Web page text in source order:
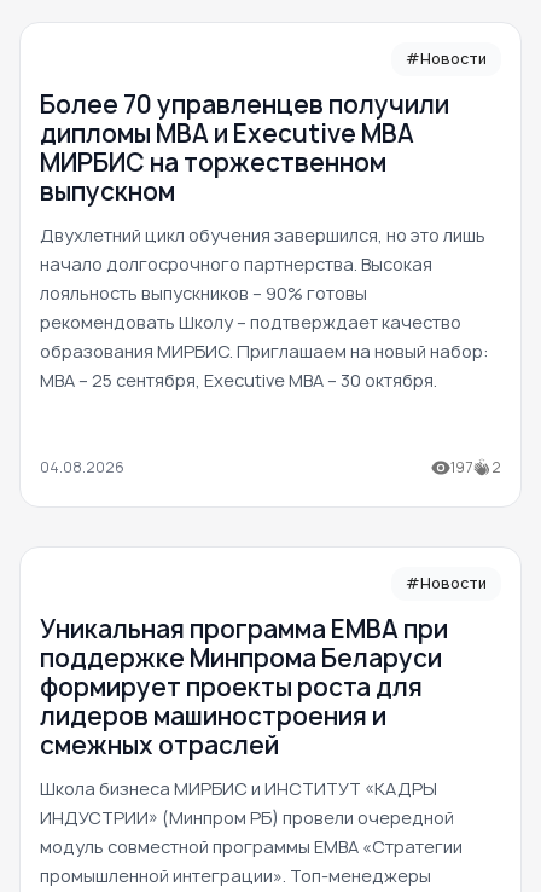
#Новости
Более 70 управленцев получили
дипломы MBA и Executive MBA
МИРБИС на торжественном
выпускном
Двухлетний цикл обучения завершился, но это лишь
начало долгосрочного партнерства. Высокая
лояльность выпускников – 90% готовы
рекомендовать Школу – подтверждает качество
образования МИРБИС. Приглашаем на новый набор:
MBA – 25 сентября, Executive MBA – 30 октября.
04.08.2026 197 2
#Новости
Уникальная программа ЕМВА при
поддержке Минпрома Беларуси
формирует проекты роста для
лидеров машиностроения и
смежных отраслей
Школа бизнеса МИРБИС и ИНСТИТУТ «КАДРЫ
ИНДУСТРИИ» (Минпром РБ) провели очередной
модуль совместной программы EMBA «Стратегии
промышленной интеграции». Топ-менеджеры